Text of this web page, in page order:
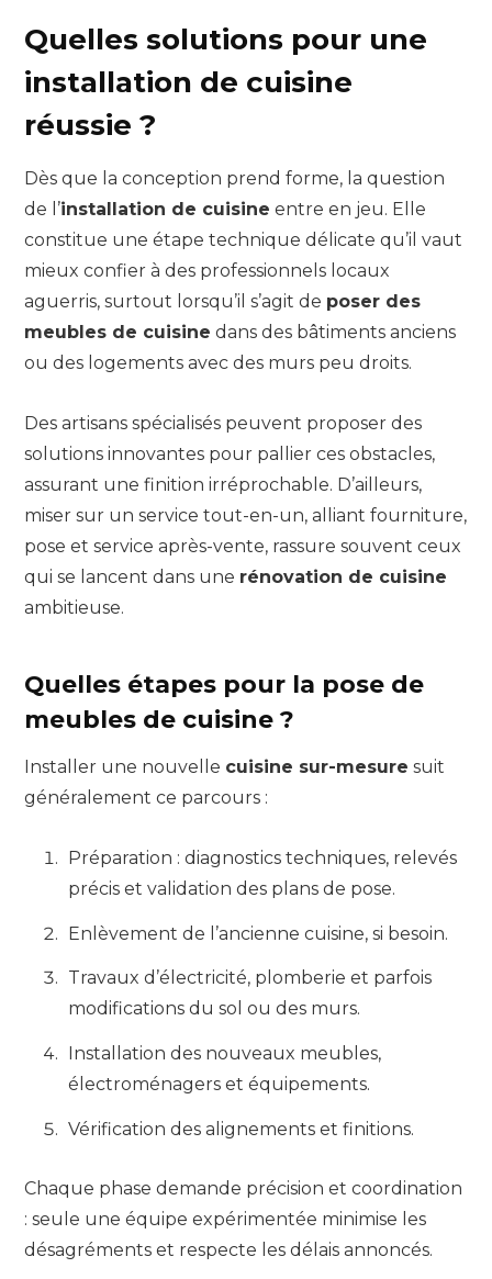
Quelles solutions pour une
installation de cuisine
réussie ?
Dès que la conception prend forme, la question
de l’installation de cuisine entre en jeu. Elle
constitue une étape technique délicate qu’il vaut
mieux confier à des professionnels locaux
aguerris, surtout lorsqu’il s’agit de poser des
meubles de cuisine dans des bâtiments anciens
ou des logements avec des murs peu droits.
Des artisans spécialisés peuvent proposer des
solutions innovantes pour pallier ces obstacles,
assurant une finition irréprochable. D’ailleurs,
miser sur un service tout-en-un, alliant fourniture,
pose et service après-vente, rassure souvent ceux
qui se lancent dans une rénovation de cuisine
ambitieuse.
Quelles étapes pour la pose de
meubles de cuisine ?
Installer une nouvelle cuisine sur-mesure suit
généralement ce parcours :
Préparation : diagnostics techniques, relevés
précis et validation des plans de pose.
Enlèvement de l’ancienne cuisine, si besoin.
Travaux d’électricité, plomberie et parfois
modifications du sol ou des murs.
Installation des nouveaux meubles,
électroménagers et équipements.
Vérification des alignements et finitions.
Chaque phase demande précision et coordination
: seule une équipe expérimentée minimise les
désagréments et respecte les délais annoncés.